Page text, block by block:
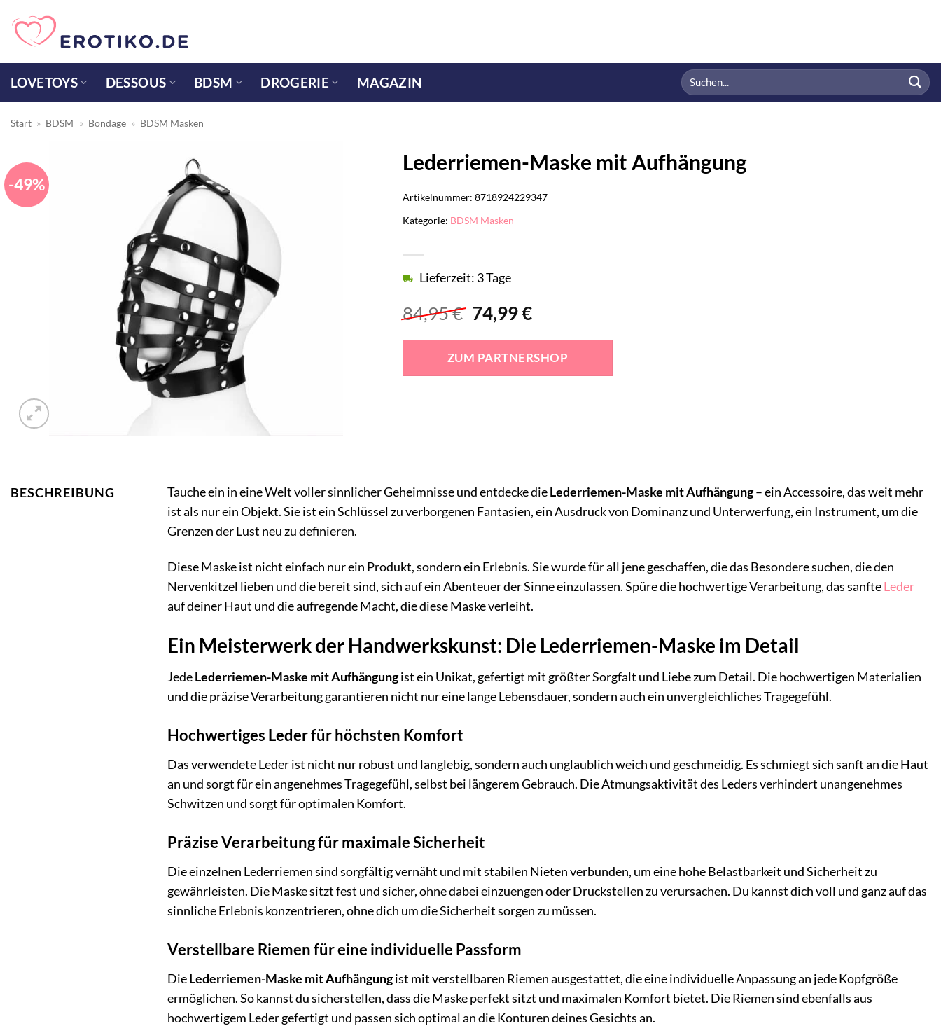
Inhalt
springen
LOVETOYS DESSOUS BDSM DROGERIE MAGAZIN
Suchen
nach:
Start » BDSM » Bondage » BDSM Masken
-49%
Lederriemen-Maske mit Aufhängung
84,95€ Ursprünglicher
Preis
war:
84,95 €
74,99€Aktueller
ist:
74,99 €.
Lieferzeit: 3 Tage
ZUM PARTNERSHOP
Artikelnummer: 8718924229347
Kategorie: BDSM Masken
BESCHREIBUNG Tauche ein in eine Welt voller sinnlicher Geheimnisse und entdecke dieLederriemen-Maske mit Aufhängung– ein Accessoire, das weit mehr
ist als nur ein Objekt. Sie ist ein Schlüssel zu verborgenen Fantasien, ein Ausdruck von Dominanz und Unterwerfung, ein Instrument, um die
Grenzen der Lust neu zu definieren.
Diese Maske ist nicht einfach nur ein Produkt, sondern ein Erlebnis. Sie wurde für all jene geschaffen, die das Besondere suchen, die den
Nervenkitzel lieben und die bereit sind, sich auf ein Abenteuer der Sinne einzulassen. Spüre die hochwertige Verarbeitung, das sanfteLeder
auf deiner Haut und die aufregende Macht, die diese Maske verleiht.
Ein Meisterwerk der Handwerkskunst: Die Lederriemen-Maske im Detail
JedeLederriemen-Maske mit Aufhängungist ein Unikat, gefertigt mit größter Sorgfalt und Liebe zum Detail. Die hochwertigen Materialien
und die präzise Verarbeitung garantieren nicht nur eine lange Lebensdauer, sondern auch ein unvergleichliches Tragegefühl.
Hochwertiges Leder für höchsten Komfort
Das verwendete Leder ist nicht nur robust und langlebig, sondern auch unglaublich weich und geschmeidig. Es schmiegt sich sanft an die Haut
an und sorgt für ein angenehmes Tragegefühl, selbst bei längerem Gebrauch. Die Atmungsaktivität des Leders verhindert unangenehmes
Schwitzen und sorgt für optimalen Komfort.
Präzise Verarbeitung für maximale Sicherheit
Die einzelnen Lederriemen sind sorgfältig vernäht und mit stabilen Nieten verbunden, um eine hohe Belastbarkeit und Sicherheit zu
gewährleisten. Die Maske sitzt fest und sicher, ohne dabei einzuengen oder Druckstellen zu verursachen. Du kannst dich voll und ganz auf das
sinnliche Erlebnis konzentrieren, ohne dich um die Sicherheit sorgen zu müssen.
Verstellbare Riemen für eine individuelle Passform
DieLederriemen-Maske mit Aufhängungist mit verstellbaren Riemen ausgestattet, die eine individuelle Anpassung an jede Kopfgröße
ermöglichen. So kannst du sicherstellen, dass die Maske perfekt sitzt und maximalen Komfort bietet. Die Riemen sind ebenfalls aus
hochwertigem Leder gefertigt und passen sich optimal an die Konturen deines Gesichts an.